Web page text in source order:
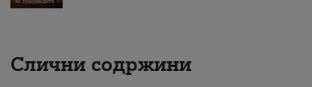
Слични содржини